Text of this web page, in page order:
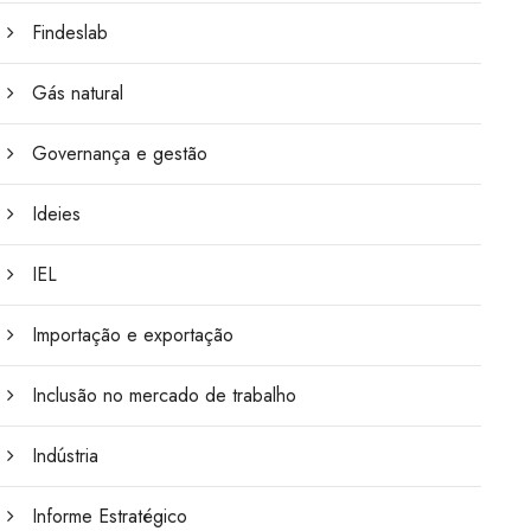
Findeslab
Gás natural
Governança e gestão
Ideies
IEL
Importação e exportação
Inclusão no mercado de trabalho
Indústria
Informe Estratégico